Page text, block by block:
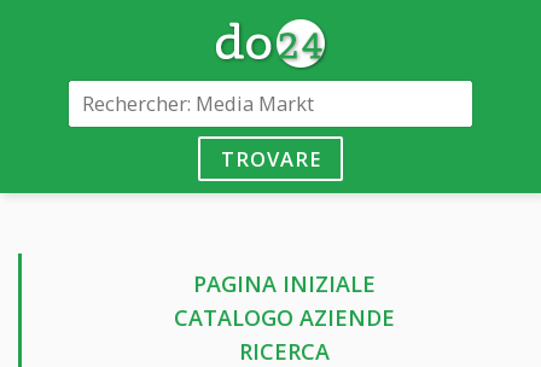
TROVARE
PAGINA INIZIALE
CATALOGO AZIENDE
RICERCA